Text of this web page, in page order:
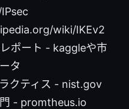
wiki/IKEv2
ポート - kaggleや市
タ
クティス - nist.gov
- promtheus.io